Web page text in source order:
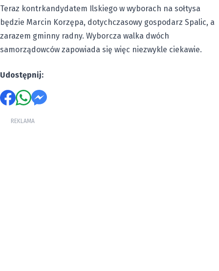
Teraz kontrkandydatem Ilskiego w wyborach na sołtysa
będzie Marcin Korzępa, dotychczasowy gospodarz Spalic, a
zarazem gminny radny. Wyborcza walka dwóch
samorządowców zapowiada się więc niezwykle ciekawie.
Udostępnij:
REKLAMA